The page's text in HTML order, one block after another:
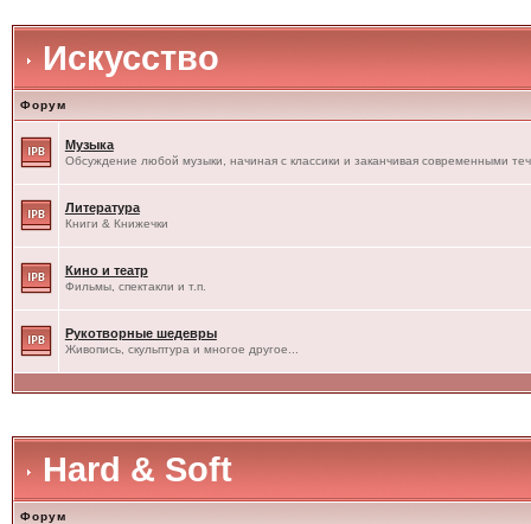
Искусство
Форум
Музыка
Обсуждение любой музыки, начиная с классики и заканчивая современными
Литература
Книги & Книжечки
Кино и театр
Фильмы, спектакли и т.п.
Рукотворные шедевры
Живопись, скульптура и многое другое...
Hard & Soft
Форум